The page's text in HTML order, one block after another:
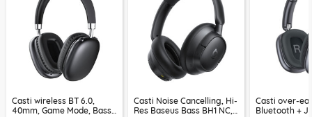
Casti wireless BT 6.0,
40mm, Game Mode, Bass
Casti Noise Cancelling, Hi-
Res Baseus Bass BH1 NC,
Casti over-
Bluetooth +